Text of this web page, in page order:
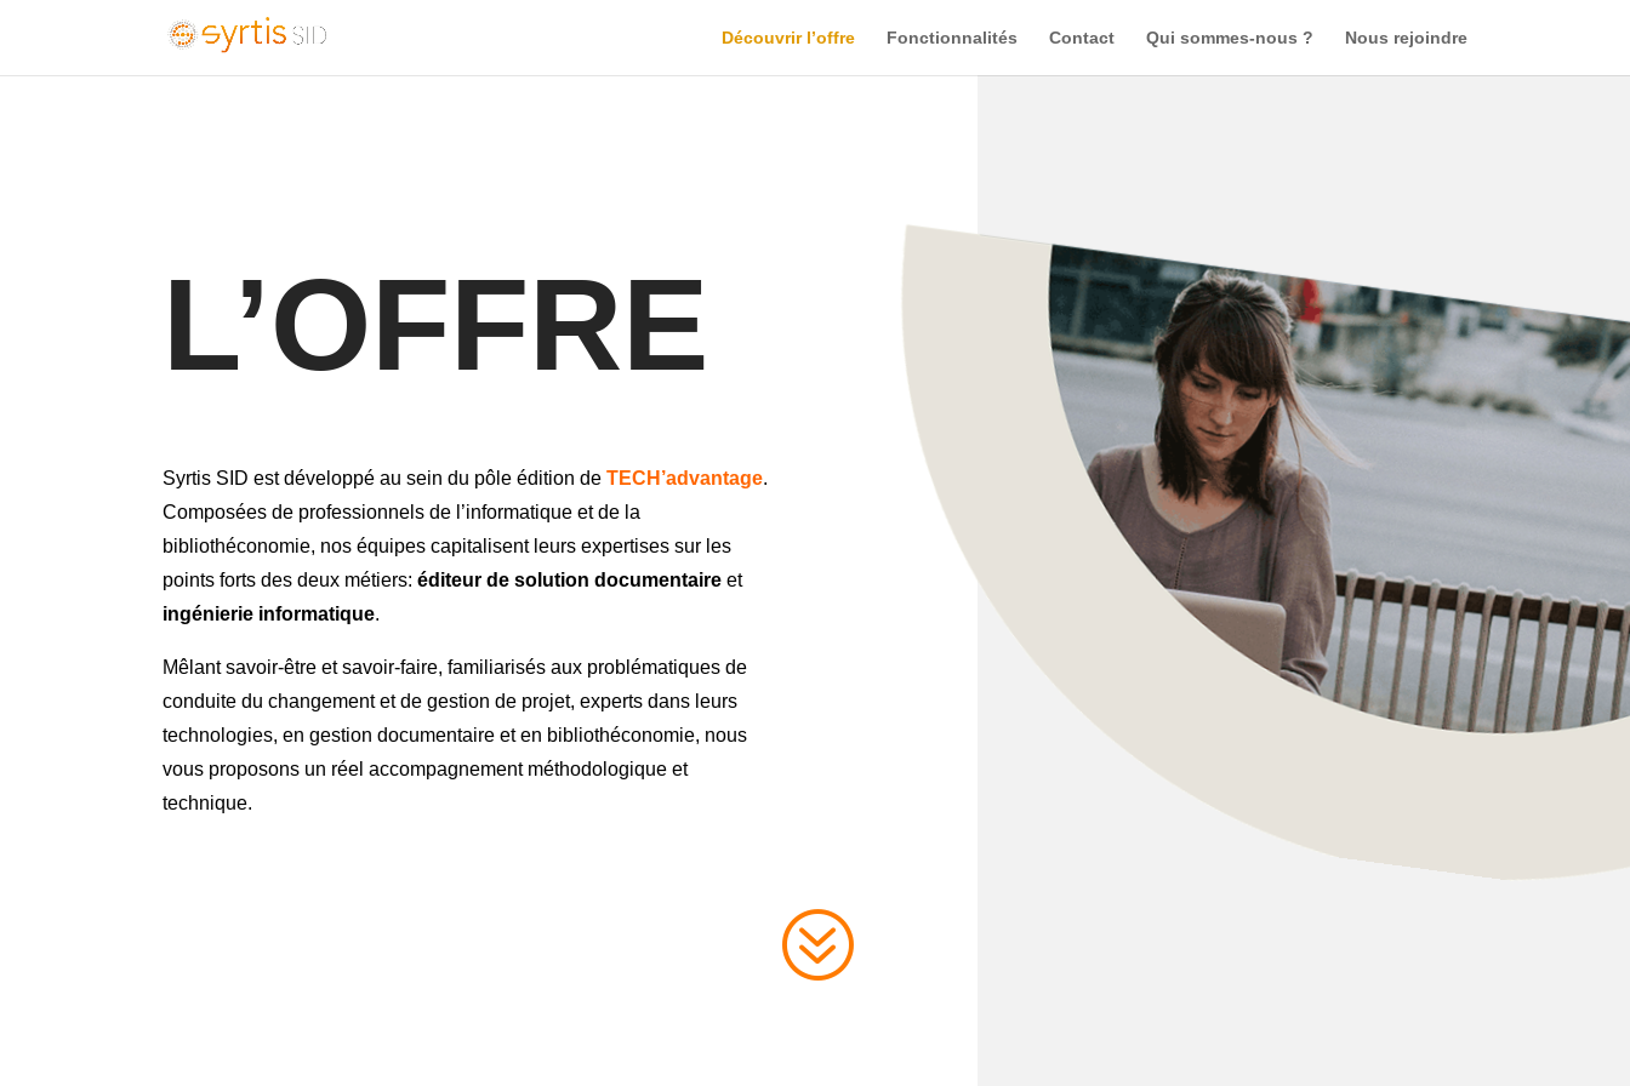
Découvrir l’offre Fonctionnalités Contact Qui sommes-nous ? Nous rejoindre
L’OFFRE
Syrtis SID est développé au sein du pôle édition deTECH’advantage.
Composées de professionnels de l’informatique et de la
bibliothéconomie, nos équipes capitalisent leurs expertises sur les
points forts des deux métiers:éditeur de solution documentaire et
ingénierie informatique.
Mêlant savoir-être et savoir-faire, familiarisés aux problématiques de
conduite du changement et de gestion de projet, experts dans leurs
technologies, en gestion documentaire et en bibliothéconomie, nous
vous proposons un réel accompagnement méthodologique et
technique.
?